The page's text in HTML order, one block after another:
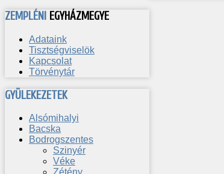
ZEMPLÉNI EGYHÁZMEGYE
Adataink
Tisztségviselök
Kapcsolat
Törvénytár
GYÜLEKEZETEK
Alsómihalyi
Bacska
Bodrogszentes
Szinyér
Véke